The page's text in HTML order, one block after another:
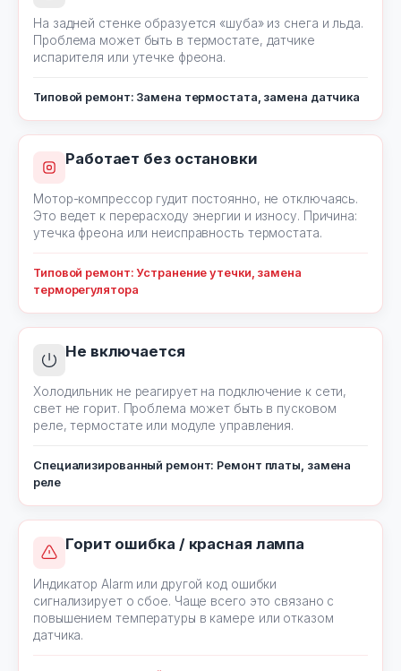
На задней стенке образуется «шуба» из снега и льда.
Проблема может быть в термостате, датчике
испарителя или утечке фреона.
Типовой ремонт: Замена термостата, замена датчика
Работает без остановки
Мотор-компрессор гудит постоянно, не отключаясь.
Это ведет к перерасходу энергии и износу. Причина:
утечка фреона или неисправность термостата.
Типовой ремонт: Устранение утечки, замена
терморегулятора
Не включается
Холодильник не реагирует на подключение к сети,
свет не горит. Проблема может быть в пусковом
реле, термостате или модуле управления.
Специализированный ремонт: Ремонт платы, замена
реле
Горит ошибка / красная лампа
Индикатор Alarm или другой код ошибки
сигнализирует о сбое. Чаще всего это связано с
повышением температуры в камере или отказом
датчика.